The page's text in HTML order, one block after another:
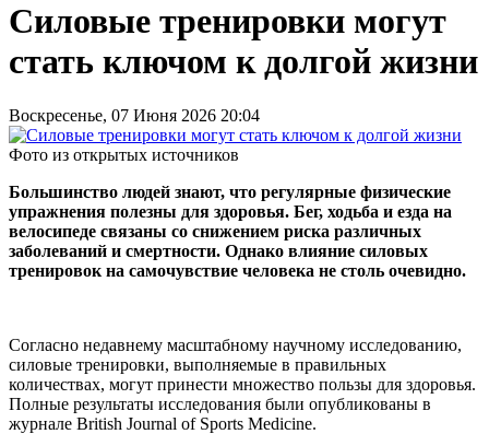
Силовые тренировки могут
стать ключом к долгой жизни
Воскресенье, 07 Июня 2026 20:04
Фото из открытых источников
Большинство людей знают, что регулярные физические
упражнения полезны для здоровья. Бег, ходьба и езда на
велосипеде связаны со снижением риска различных
заболеваний и смертности. Однако влияние силовых
тренировок на самочувствие человека не столь очевидно.
Согласно недавнему масштабному научному исследованию,
силовые тренировки, выполняемые в правильных
количествах, могут принести множество пользы для здоровья.
Полные результаты исследования были опубликованы в
журнале British Journal of Sports Medicine.